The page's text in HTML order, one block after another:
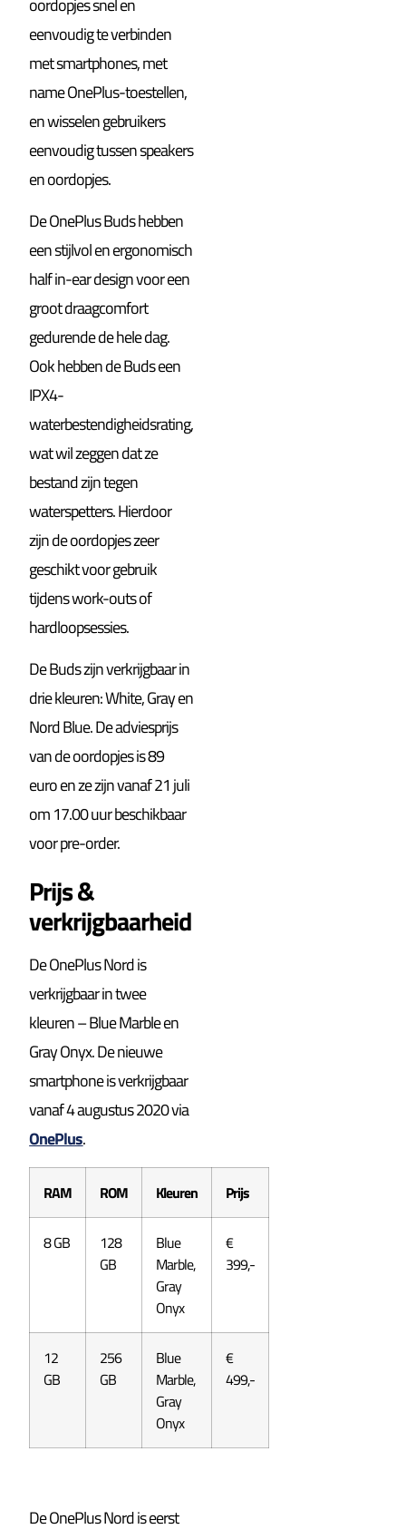
eenvoudig te verbinden
met smartphones, met
name OnePlus-toestellen,
en wisselen gebruikers
eenvoudig tussen speakers
en oordopjes.
De OnePlus Buds hebben
een stijlvol en ergonomisch
half in-ear design voor een
groot draagcomfort
gedurende de hele dag.
Ook hebben de Buds een
IPX4-
waterbestendigheidsrating,
wat wil zeggen dat ze
bestand zijn tegen
waterspetters. Hierdoor
zijn de oordopjes zeer
geschikt voor gebruik
tijdens work-outs of
hardloopsessies.
De Buds zijn verkrijgbaar in
drie kleuren: White, Gray en
Nord Blue. De adviesprijs
van de oordopjes is 89
euro en ze zijn vanaf 21 juli
om 17.00 uur beschikbaar
voor pre-order.
Prijs &
verkrijgbaarheid
De OnePlus Nord is
verkrijgbaar in twee
kleuren – Blue Marble en
Gray Onyx. De nieuwe
smartphone is verkrijgbaar
vanaf 4 augustus 2020 via
OnePlus.
RAM ROM Kleuren Prijs
8 GB
128
GB
Blue
Marble,
Gray
Onyx
€
399,-
12
GB
256
GB
Blue
Marble,
Gray
Onyx
€
499,-
De OnePlus Nord is eerst